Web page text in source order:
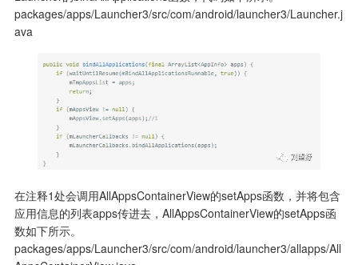
packages/apps/Launcher3/src/com/android/launcher3/Launcher.j
在注释1处会调用AllAppsContainerView的setApps函数，并将包含
应用信息的列表apps传进去，AllAppsContainerView的setApps函
数如下所示。
packages/apps/Launcher3/src/com/android/launcher3/allapps/All